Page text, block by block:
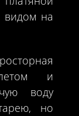
видом на
и
воду
но